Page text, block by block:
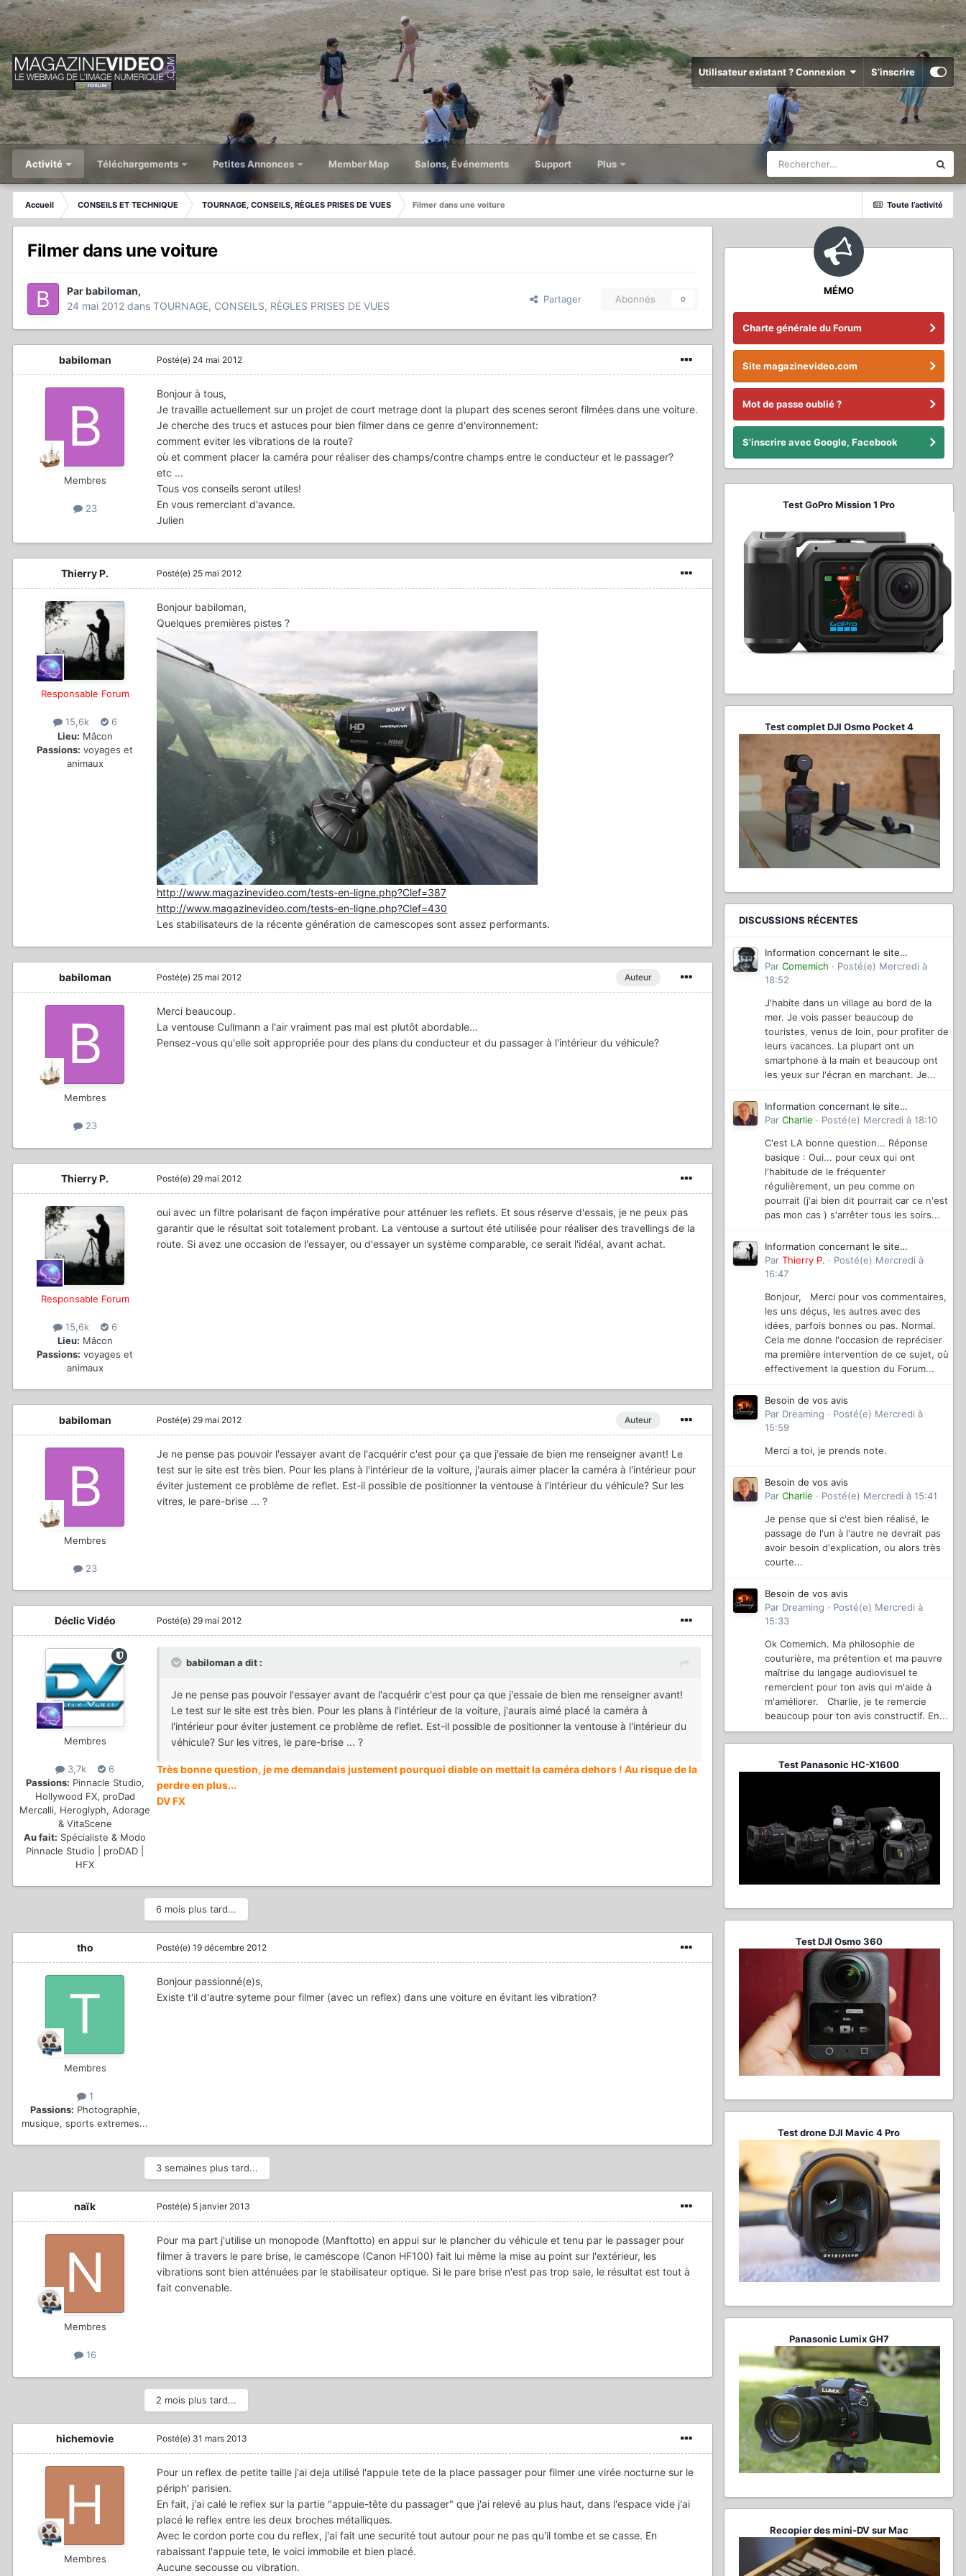
Utilisateur existant ? Connexion S’inscrire
Activité Téléchargements Petites Annonces Member Map Salons, Événements Support Plus
Toute l’activité
Accueil CONSEILS ET TECHNIQUE TOURNAGE, CONSEILS, RÈGLES PRISES DE VUES Filmer dans une voiture
Filmer dans une voiture
Parbabiloman,
24 mai 2012 dans TOURNAGE, CONSEILS, RÈGLES PRISES DE VUES
Partager Abonnés 0
babiloman
Membres
23
Posté(e) 24 mai 2012
Bonjour à tous,
Je travaille actuellement sur un projet de court metrage dont la plupart des scenes seront filmées dans une voiture.
Je cherche des trucs et astuces pour bien filmer dans ce genre d'environnement:
comment eviter les vibrations de la route?
où et comment placer la caméra pour réaliser des champs/contre champs entre le conducteur et le passager?
etc ...
Tous vos conseils seront utiles!
En vous remerciant d'avance.
Julien
Thierry P.
Responsable Forum
15,6k
6
Lieu: Mâcon
Passions: voyages et
animaux
Posté(e) 25 mai 2012
Bonjour babiloman,
Quelques premières pistes ?
http://www.magazinevideo.com/tests-en-ligne.php?Clef=387
http://www.magazinevideo.com/tests-en-ligne.php?Clef=430
Les stabilisateurs de la récente génération de camescopes sont assez performants.
babiloman
Membres
23
Auteur
Posté(e) 25 mai 2012
Merci beaucoup.
La ventouse Cullmann a l'air vraiment pas mal est plutôt abordable...
Pensez-vous qu'elle soit appropriée pour des plans du conducteur et du passager à l'intérieur du véhicule?
Thierry P.
Responsable Forum
15,6k
6
Lieu: Mâcon
Passions: voyages et
animaux
Posté(e) 29 mai 2012
oui avec un filtre polarisant de façon impérative pour atténuer les reflets. Et sous réserve d'essais, je ne peux pas
garantir que le résultat soit totalement probant. La ventouse a surtout été utilisée pour réaliser des travellings de la
route. Si avez une occasion de l'essayer, ou d'essayer un système comparable, ce serait l'idéal, avant achat.
babiloman
Membres
23
Auteur
Posté(e) 29 mai 2012
Je ne pense pas pouvoir l'essayer avant de l'acquérir c'est pour ça que j'essaie de bien me renseigner avant! Le
test sur le site est très bien. Pour les plans à l'intérieur de la voiture, j'aurais aimer placer la caméra à l'intérieur pour
éviter justement ce problème de reflet. Est-il possible de positionner la ventouse à l'intérieur du véhicule? Sur les
vitres, le pare-brise ... ?
Déclic Vidéo
Membres
3,7k
6
Passions: Pinnacle Studio,
Hollywood FX, proDad
Mercalli, Heroglyph, Adorage
& VitaScene
Au fait: Spécialiste & Modo
Pinnacle Studio | proDAD |
HFX
Posté(e) 29 mai 2012
babiloman a dit :
Je ne pense pas pouvoir l'essayer avant de l'acquérir c'est pour ça que j'essaie de bien me renseigner avant!
Le test sur le site est très bien. Pour les plans à l'intérieur de la voiture, j'aurais aimé placé la caméra à
l'intérieur pour éviter justement ce problème de reflet. Est-il possible de positionner la ventouse à l'intérieur du
véhicule? Sur les vitres, le pare-brise ... ?
Très bonne question, je me demandais justement pourquoi diable on mettait la caméra dehors ! Au risque de la
perdre en plus...
DV FX
6 mois plus tard...
tho
Membres
1
Passions: Photographie,
musique, sports extremes...
Posté(e) 19 décembre 2012
Bonjour passionné(e)s,
Existe t'il d'autre syteme pour filmer (avec un reflex) dans une voiture en évitant les vibration?
3 semaines plus tard...
naïk
Membres
16
Posté(e) 5 janvier 2013
Pour ma part j'utilise un monopode (Manftotto) en appui sur le plancher du véhicule et tenu par le passager pour
filmer à travers le pare brise, le caméscope (Canon HF100) fait lui même la mise au point sur l'extérieur, les
vibrations sont bien atténuées par le stabilisateur optique. Si le pare brise n'est pas trop sale, le résultat est tout à
fait convenable.
2 mois plus tard...
hichemovie
Membres
Posté(e) 31 mars 2013
Pour un reflex de petite taille j'ai deja utilisé l'appuie tete de la place passager pour filmer une virée nocturne sur le
périph' parisien.
En fait, j'ai calé le reflex sur la partie "appuie-tête du passager" que j'ai relevé au plus haut, dans l'espace vide j'ai
placé le reflex entre les deux broches métalliques.
Avec le cordon porte cou du reflex, j'ai fait une securité tout autour pour ne pas qu'il tombe et se casse. En
rabaissant l'appuie tete, le voici immobile et bien placé.
Aucune secousse ou vibration.
MÉMO
Charte générale du Forum
Site magazinevideo.com
Mot de passe oublié ?
S'inscrire avec Google, Facebook
Test GoPro Mission 1 Pro
Test complet DJI Osmo Pocket 4
DISCUSSIONS RÉCENTES
Information concernant le site
magazinevideo
Par Comemich · Posté(e) Mercredi à
18:52
J'habite dans un village au bord de la
mer. Je vois passer beaucoup de
touristes, venus de loin, pour profiter de
leurs vacances. La plupart ont un
smartphone à la main et beaucoup ont
les yeux sur l'écran en marchant. Je...
Information concernant le site
magazinevideo
Par Charlie · Posté(e) Mercredi à 18:10
C'est LA bonne question... Réponse
basique : Oui... pour ceux qui ont
l'habitude de le fréquenter
régulièrement, un peu comme on
pourrait (j'ai bien dit pourrait car ce n'est
pas mon cas ) s'arrêter tous les soirs...
Information concernant le site
magazinevideo
Par Thierry P. · Posté(e) Mercredi à
16:47
Bonjour, Merci pour vos commentaires,
les uns déçus, les autres avec des
idées, parfois bonnes ou pas. Normal.
Cela me donne l'occasion de repréciser
ma première intervention de ce sujet, où
effectivement la question du Forum...
Besoin de vos avis
Par Dreaming · Posté(e) Mercredi à
15:59
Merci a toi, je prends note.
Besoin de vos avis
Par Charlie · Posté(e) Mercredi à 15:41
Je pense que si c'est bien réalisé, le
passage de l'un à l'autre ne devrait pas
avoir besoin d'explication, ou alors très
courte...
Besoin de vos avis
Par Dreaming · Posté(e) Mercredi à
15:33
Ok Comemich. Ma philosophie de
couturière, ma prétention et ma pauvre
maîtrise du langage audiovisuel te
remercient pour ton avis qui m'aide à
m'améliorer. Charlie, je te remercie
beaucoup pour ton avis constructif. En...
Test Panasonic HC-X1600
Test DJI Osmo 360
Test drone DJI Mavic 4 Pro
Panasonic Lumix GH7
Recopier des mini-DV sur Mac